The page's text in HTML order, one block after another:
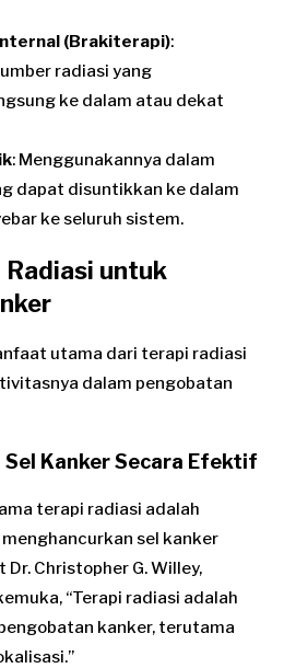
(Brakiterapi):
radiasi yang
ke dalam atau dekat
: Menggunakannya dalam
dapat disuntikkan ke dalam
ke seluruh sistem.
untuk
utama dari terapi radiasi
dalam pengobatan
Sel Kanker Secara Efektif
terapi radiasi adalah
sel kanker
Christopher G. Willey,
“Terapi radiasi adalah
kanker, terutama